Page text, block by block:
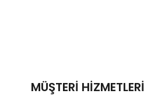
MÜŞTERİ HİZMETLERİ